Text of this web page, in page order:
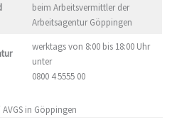
beim Arbeitsvermittler der
Arbeitsagentur Göppingen
werktags von 8:00 bis 18:00 Uhr
unter
0800 4 5555 00
in Göppingen